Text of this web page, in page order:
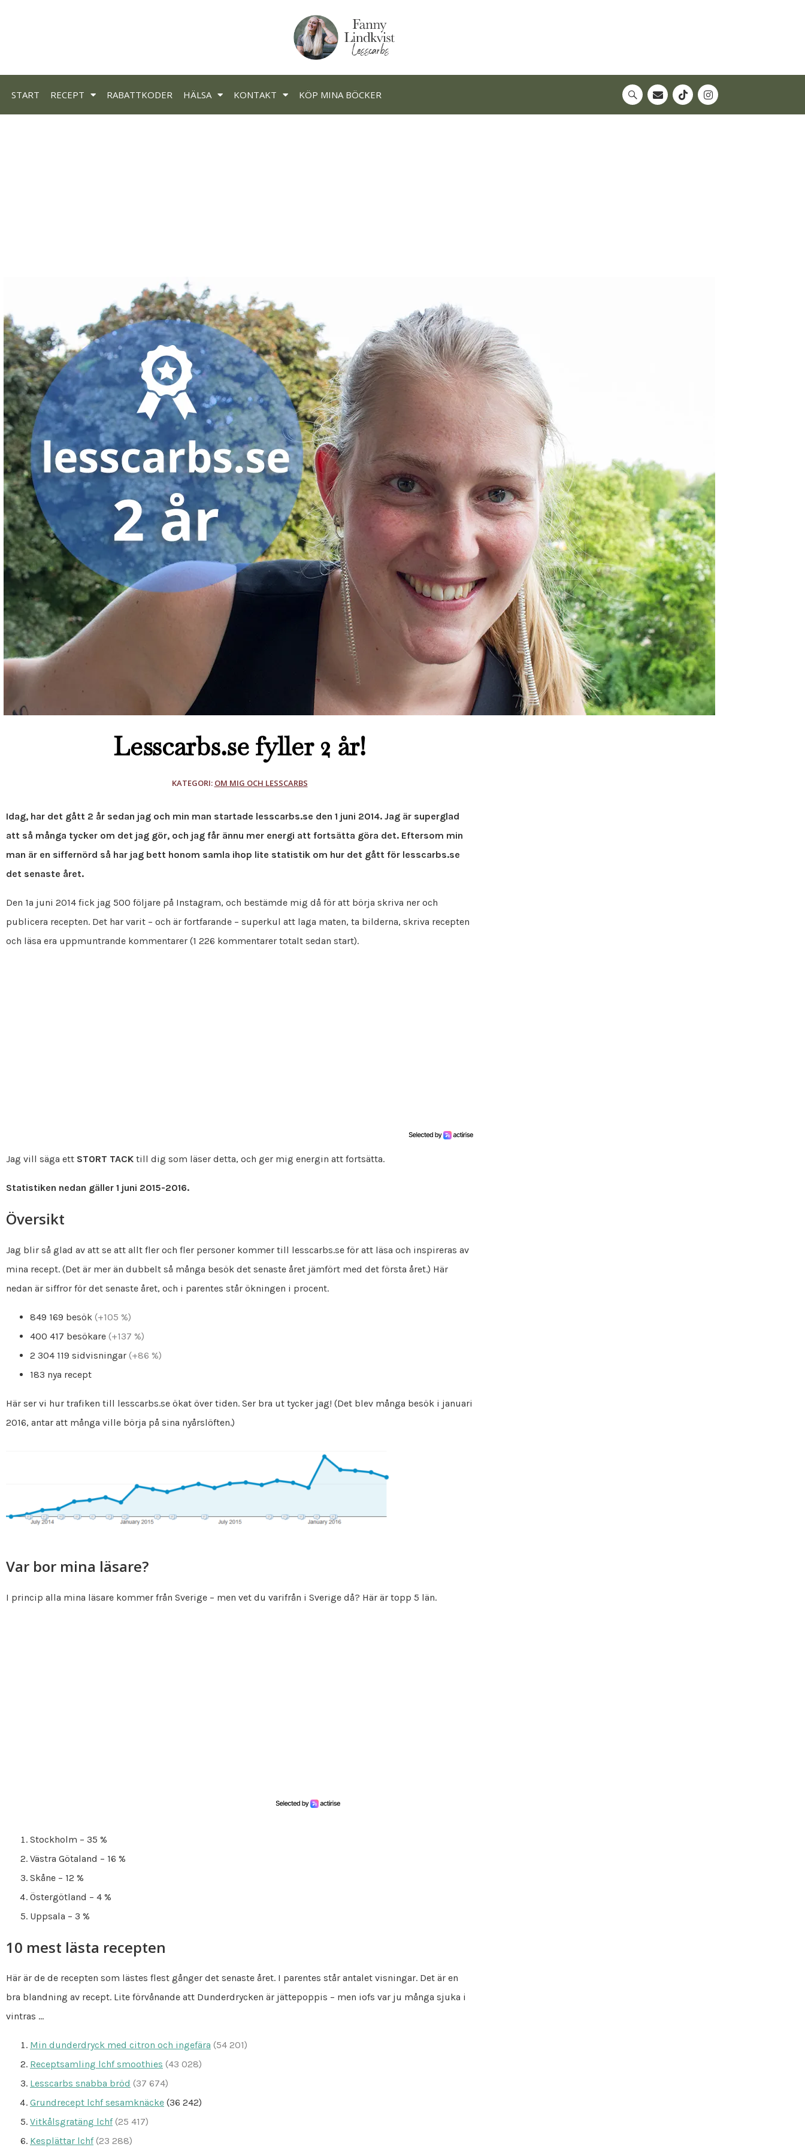
START RECEPT RABATTKODER HÄLSA KONTAKT KÖP MINA BÖCKER
Lesscarbs.se fyller 2 år!
KATEGORI: OM MIG OCH LESSCARBS
Idag, har det gått 2 år sedan jag och min man startade lesscarbs.se den 1 juni 2014. Jag är superglad
att så många tycker om det jag gör, och jag får ännu mer energi att fortsätta göra det. Eftersom min
man är en siffernörd så har jag bett honom samla ihop lite statistik om hur det gått för lesscarbs.se
det senaste året.
Den 1a juni 2014 fick jag 500 följare på Instagram, och bestämde mig då för att börja skriva ner och
publicera recepten. Det har varit – och är fortfarande – superkul att laga maten, ta bilderna, skriva recepten
och läsa era uppmuntrande kommentarer (1 226 kommentarer totalt sedan start).
Jag vill säga ett STORT TACK till dig som läser detta, och ger mig energin att fortsätta.
Statistiken nedan gäller 1 juni 2015-2016.
Översikt
Jag blir så glad av att se att allt fler och fler personer kommer till lesscarbs.se för att läsa och inspireras av
mina recept. (Det är mer än dubbelt så många besök det senaste året jämfört med det första året.) Här
nedan är siffror för det senaste året, och i parentes står ökningen i procent.
849 169 besök (+105 %)
400 417 besökare (+137 %)
2 304 119 sidvisningar (+86 %)
183 nya recept
Här ser vi hur trafiken till lesscarbs.se ökat över tiden. Ser bra ut tycker jag! (Det blev många besök i januari
2016, antar att många ville börja på sina nyårslöften.)
Var bor mina läsare?
I princip alla mina läsare kommer från Sverige – men vet du varifrån i Sverige då? Här är topp 5 län.
Stockholm – 35 %
Västra Götaland – 16 %
Skåne – 12 %
Östergötland – 4 %
Uppsala – 3 %
10 mest lästa recepten
Här är de de recepten som lästes flest gånger det senaste året. I parentes står antalet visningar. Det är en
bra blandning av recept. Lite förvånande att Dunderdrycken är jättepoppis – men iofs var ju många sjuka i
vintras …
Min dunderdryck med citron och ingefära (54 201)
Receptsamling lchf smoothies (43 028)
Lesscarbs snabba bröd (37 674)
Grundrecept lchf sesamknäcke (36 242)
Vitkålsgratäng lchf (25 417)
Kesplättar lchf (23 288)